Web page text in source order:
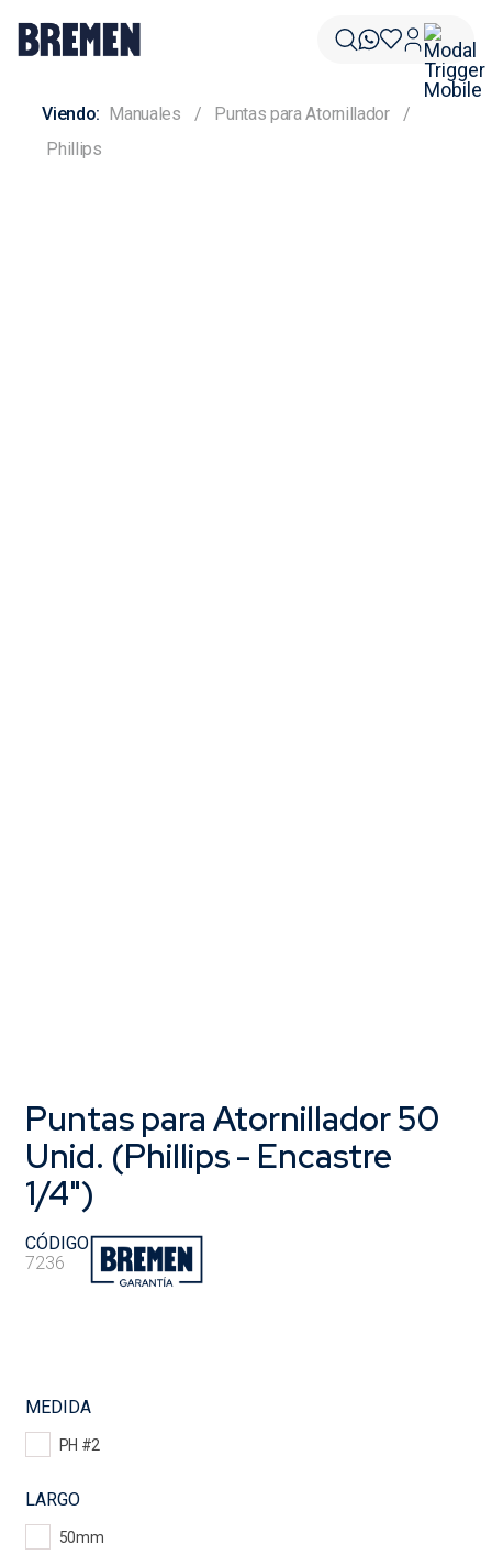
Manuales
Puntas para Atornillador
Phillips
Puntas para Atornillador 50
Unid. (Phillips - Encastre
1/4")
CÓDIGO
7236
MEDIDA
PH #2
LARGO
50mm